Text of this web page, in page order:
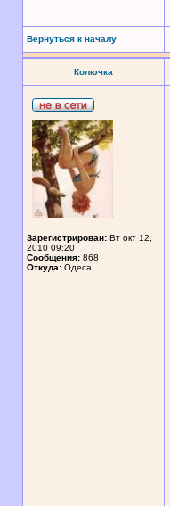
Вернуться к началу
Колючка
Зарегистрирован: Вт окт 12,
2010 09:20
Сообщения: 868
Откуда: Одеса